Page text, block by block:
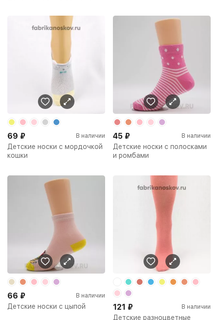
Детские носки с мордочкой
кошки
69 ₽ В наличии
Детские носки с полосками
и ромбами
45 ₽ В наличии
Детские носки с цыпой
66 ₽ В наличии
Детские разноцветные
121 ₽ В наличии